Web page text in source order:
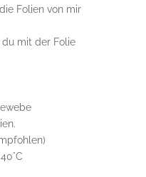
Folien von mir
mit der Folie